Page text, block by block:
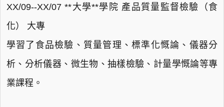
XX/09--XX/07 **大學**學院 產品質量監督檢驗（食
化） 大專
學習了食品檢驗、質量管理、標準化慨論、儀器分
析、分析儀器、微生物、抽樣檢驗、計量學慨論等專
業課程。